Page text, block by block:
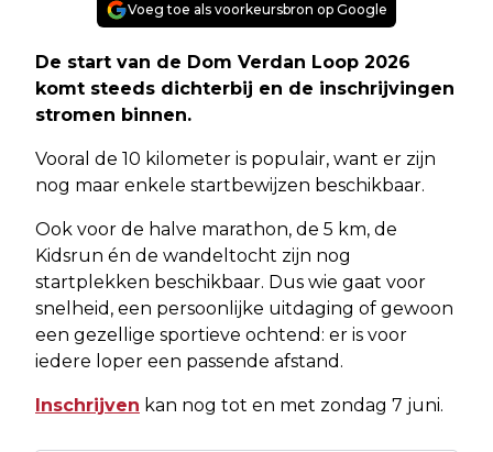
Voeg toe als voorkeursbron op Google
De start van de Dom Verdan Loop 2026
komt steeds dichterbij en de inschrijvingen
stromen binnen.
Vooral de 10 kilometer is populair, want er zijn
nog maar enkele startbewijzen beschikbaar.
Ook voor de halve marathon, de 5 km, de
Kidsrun én de wandeltocht zijn nog
startplekken beschikbaar. Dus wie gaat voor
snelheid, een persoonlijke uitdaging of gewoon
een gezellige sportieve ochtend: er is voor
iedere loper een passende afstand.
Inschrijven kan nog tot en met zondag 7 juni.